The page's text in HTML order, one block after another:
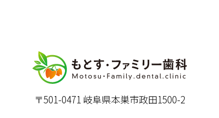
〒501-0471 岐阜県本巣市政田1500-2